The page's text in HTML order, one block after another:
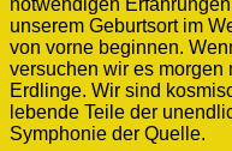
notwendigen
unserem Geburtsort im
von vorne beginnen.
versuchen wir es morgen
Erdlinge. Wir sind
lebende Teile der
Symphonie der Quelle.